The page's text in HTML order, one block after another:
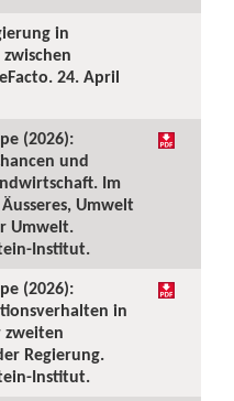
in
24. April
(2026):
und
Im
Umwelt
Umwelt.
Institut.
(2026):
in
zweiten
Regierung.
Institut.